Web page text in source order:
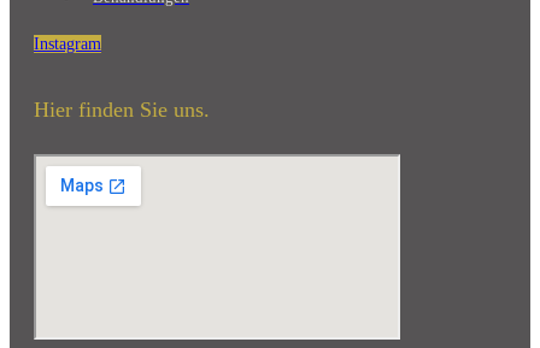
Instagram
Hier finden Sie uns.